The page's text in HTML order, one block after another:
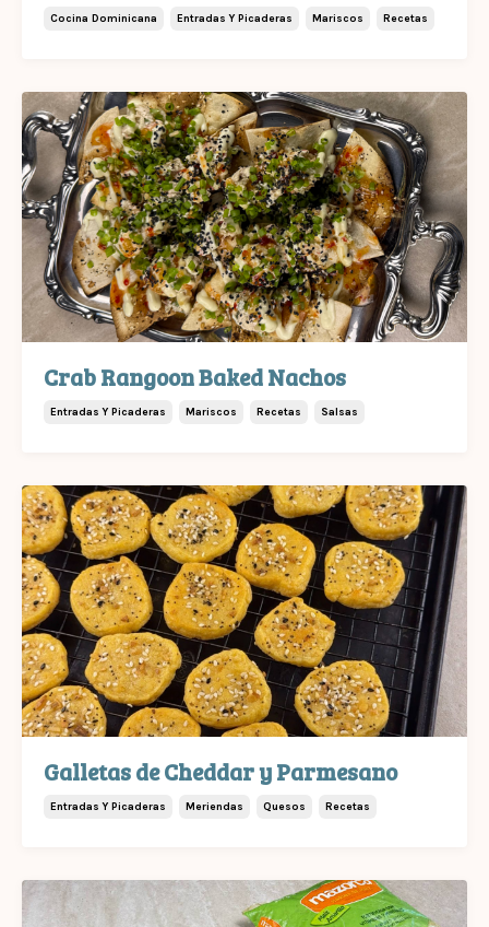
Cocina Dominicana Entradas Y Picaderas Mariscos Recetas
Crab Rangoon Baked Nachos
Entradas Y Picaderas Mariscos Recetas Salsas
Galletas de Cheddar y Parmesano
Entradas Y Picaderas Meriendas Quesos Recetas